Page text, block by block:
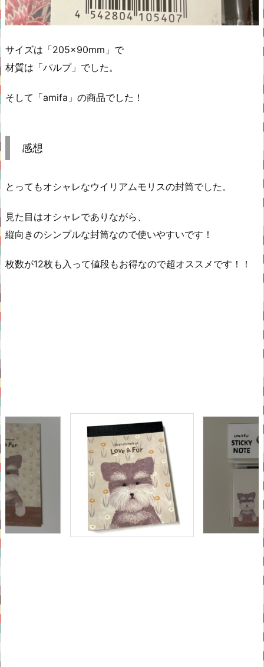
サイズは「205×90mm」で
材質は「パルプ」でした。
そして「amifa」の商品でした！
感想
とってもオシャレなウイリアムモリスの封筒でした。
見た目はオシャレでありながら、
縦向きのシンプルな封筒なので使いやすいです！
枚数が12枚も入って値段もお得なので超オススメです！！